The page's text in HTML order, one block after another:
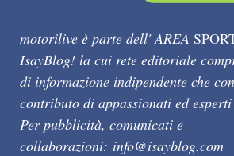
motorilive è parte dell' AREA
IsayBlog! la cui rete editoriale
di informazione indipendente che
contributo di appassionati ed esperti
Per pubblicità, comunicati e
collaborazioni: info@isayblog.com